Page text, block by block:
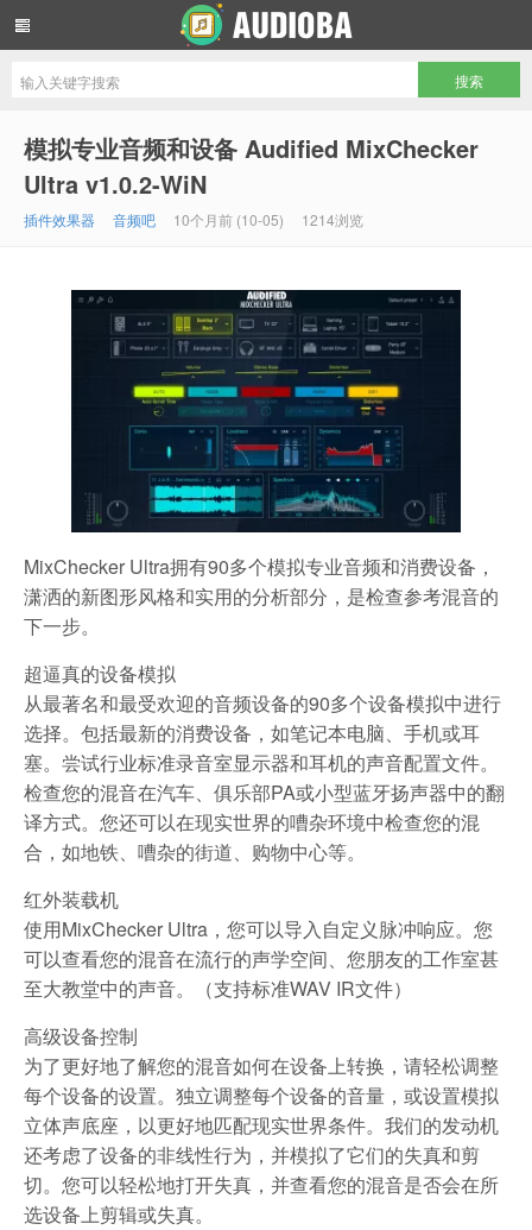
模拟专业音频和设备 Audified MixChecker
Ultra v1.0.2-WiN
插件效果器 音频吧 10个月前 (10-05) 1214浏览
MixChecker Ultra拥有90多个模拟专业音频和消费设备，
潇洒的新图形风格和实用的分析部分，是检查参考混音的
下一步。
超逼真的设备模拟
从最著名和最受欢迎的音频设备的90多个设备模拟中进行
选择。包括最新的消费设备，如笔记本电脑、手机或耳
塞。尝试行业标准录音室显示器和耳机的声音配置文件。
检查您的混音在汽车、俱乐部PA或小型蓝牙扬声器中的翻
译方式。您还可以在现实世界的嘈杂环境中检查您的混
合，如地铁、嘈杂的街道、购物中心等。
红外装载机
使用MixChecker Ultra，您可以导入自定义脉冲响应。您
可以查看您的混音在流行的声学空间、您朋友的工作室甚
至大教堂中的声音。（支持标准WAV IR文件）
高级设备控制
为了更好地了解您的混音如何在设备上转换，请轻松调整
每个设备的设置。独立调整每个设备的音量，或设置模拟
立体声底座，以更好地匹配现实世界条件。我们的发动机
还考虑了设备的非线性行为，并模拟了它们的失真和剪
切。您可以轻松地打开失真，并查看您的混音是否会在所
选设备上剪辑或失真。